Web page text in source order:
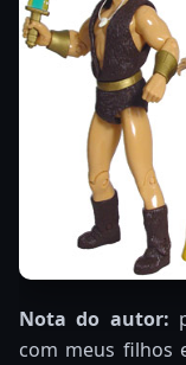
Nota do autor:
com meus filhos